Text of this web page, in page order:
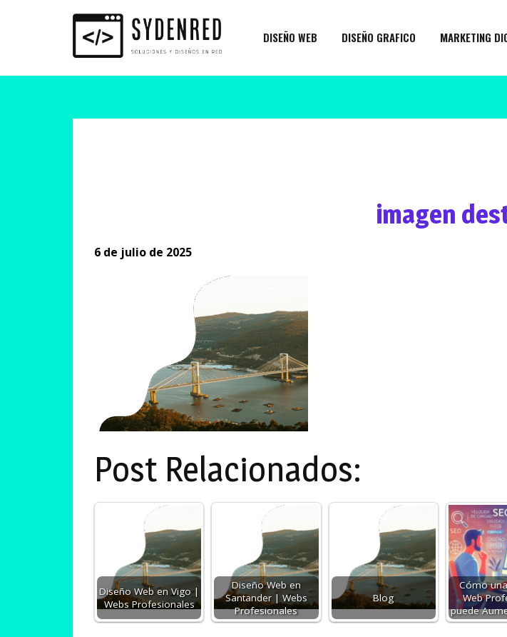
DISEÑO WEB DISEÑO GRAFICO MARKETING
imagen
6 de julio de 2025
Post Relacionados:
Diseño Web en Vigo |
Webs Profesionales
Diseño Web en
Santander | Webs
Profesionales
Blog
Cómo
Web
puede